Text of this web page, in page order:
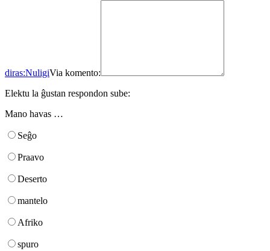
diras:NuligiVia komento:
Elektu la ĝustan respondon sube:
Mano havas …
Seĝo
Praavo
Deserto
mantelo
Afriko
spuro